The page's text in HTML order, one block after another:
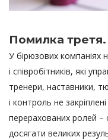
Помилка третя.
У бірюзових компаніях
і співробітників, які
тренери, наставники,
і контроль не
перерахованих ролей –
досягати великих